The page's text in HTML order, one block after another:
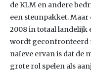
de KLM en andere
een steunpakket.
2008 in totaal landelijk
wordt geconfronteerd
naïeve ervan is dat de
grote rol spelen als